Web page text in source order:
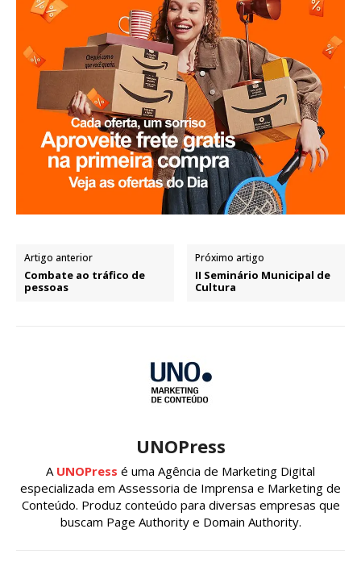
Artigo anterior
Combate ao tráfico de
pessoas
Próximo artigo
II Seminário Municipal de
Cultura
UNOPress
A UNOPress é uma Agência de Marketing Digital
especializada em Assessoria de Imprensa e Marketing de
Conteúdo. Produz conteúdo para diversas empresas que
buscam Page Authority e Domain Authority.